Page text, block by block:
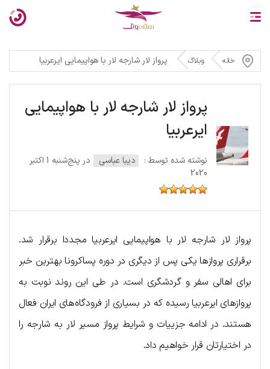
خانه وبلاگ پرواز لار شارجه لار با هواپیمایی ایرعربیا
پرواز لار شارجه لار با هواپیمایی
ایرعربیا
نوشته شده توسط : دیبا عباسی
در پنج‌شنبه 1 اکتبر
2020
پرواز لار شارجه لار با هواپیمایی ایرعربیا مجددا برقرار شد.
برقراری پروازها یکی پس از دیگری در دوره پساکرونا بهترین خبر
برای اهالی سفر و گردشگری است. در طی این روند نوبت به
پروازهای ایرعربیا رسیده که در بسیاری از فرودگاه‌های ایران فعال
هستند. در ادامه جزییات و شرایط پرواز مسیر لار به شارجه را
در اختیارتان قرار خواهیم داد.